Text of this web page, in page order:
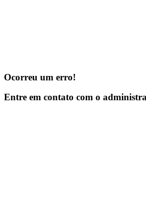
Ocorreu um erro!
Entre em contato com o